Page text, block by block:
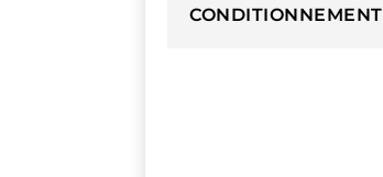
CONDITIONNEMENT